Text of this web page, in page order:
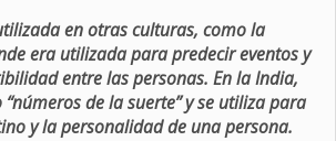
en otras culturas, como la
era utilizada para predecir eventos y
entre las personas. En la India,
de la suerte” y se utiliza para
y la personalidad de una persona.